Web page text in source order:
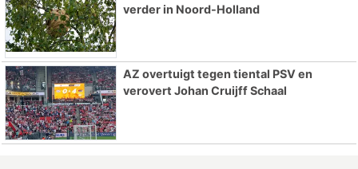
verder in Noord-Holland
AZ overtuigt tegen tiental PSV en
verovert Johan Cruijff Schaal